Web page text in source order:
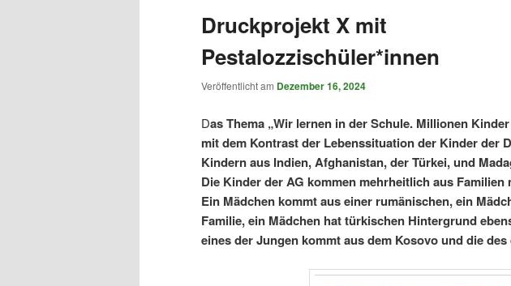
Druckprojekt X mit
Pestalozzischüler*innen
Veröffentlicht am Dezember 16, 2024
Das Thema „Wir lernen in der Schule. Millionen
mit dem Kontrast der Lebenssituation der Kinder der
Kindern aus Indien, Afghanistan, der Türkei, und
Die Kinder der AG kommen mehrheitlich aus
Ein Mädchen kommt aus einer rumänischen, ein
Familie, ein Mädchen hat türkischen Hintergrund
eines der Jungen kommt aus dem Kosovo und die